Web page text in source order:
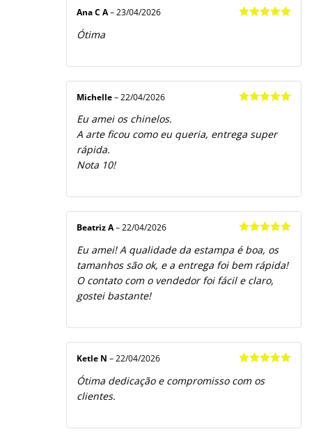
Ana C A– 23/04/2026
Ótima
Michelle – 22/04/2026
Eu amei os chinelos.
A arte ficou como eu queria, entrega super
rápida.
Nota 10!
de 5
Beatriz A– 22/04/2026
Eu amei! A qualidade da estampa é boa, os
tamanhos são ok, e a entrega foi bem rápida!
O contato com o vendedor foi fácil e claro,
gostei bastante!
de 5
Ketle N – 22/04/2026
Ótima dedicação e compromisso com os
clientes.